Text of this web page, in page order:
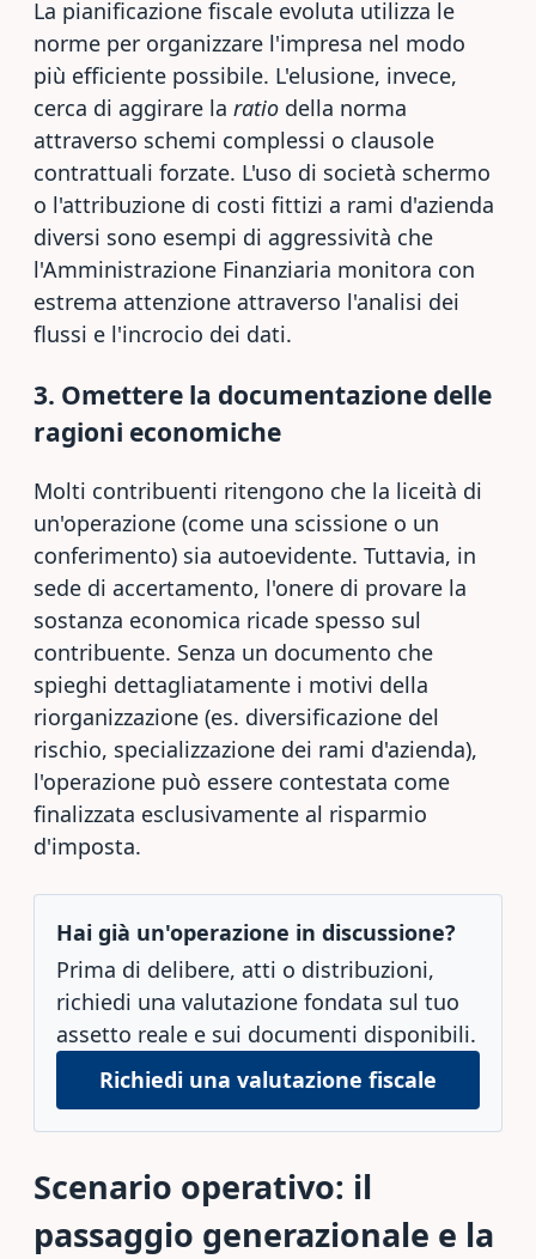
La pianificazione fiscale evoluta utilizza le
norme per organizzare l'impresa nel modo
più efficiente possibile. L'elusione, invece,
cerca di aggirare la ratio della norma
attraverso schemi complessi o clausole
contrattuali forzate. L'uso di società schermo
o l'attribuzione di costi fittizi a rami d'azienda
diversi sono esempi di aggressività che
l'Amministrazione Finanziaria monitora con
estrema attenzione attraverso l'analisi dei
flussi e l'incrocio dei dati.
3. Omettere la documentazione delle
ragioni economiche
Molti contribuenti ritengono che la liceità di
un'operazione (come una scissione o un
conferimento) sia autoevidente. Tuttavia, in
sede di accertamento, l'onere di provare la
sostanza economica ricade spesso sul
contribuente. Senza un documento che
spieghi dettagliatamente i motivi della
riorganizzazione (es. diversificazione del
rischio, specializzazione dei rami d'azienda),
l'operazione può essere contestata come
finalizzata esclusivamente al risparmio
d'imposta.
Hai già un'operazione in discussione?
Prima di delibere, atti o distribuzioni,
richiedi una valutazione fondata sul tuo
assetto reale e sui documenti disponibili.
Richiedi una valutazione fiscale
Scenario operativo: il
passaggio generazionale e la